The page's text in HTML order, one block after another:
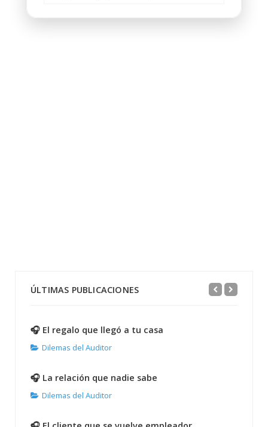
ÚLTIMAS PUBLICACIONES
🎧 El regalo que llegó a tu casa
Dilemas del Auditor
🎧 La relación que nadie sabe
Dilemas del Auditor